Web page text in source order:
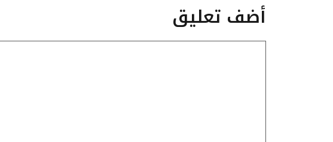
أضف تعليق